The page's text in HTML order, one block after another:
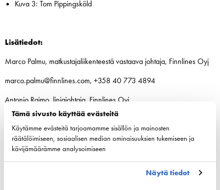
Tämä sivusto käyttää evästeitä
Käytämme evästeitä tarjoamamme sisällön ja mainosten
räätälöimiseen, sosiaalisen median ominaisuuksien tukemiseen ja
kävijämäärämme analysoimiseen
Näytä tiedot
Kuva 3: Tom Pippingsköld
Lisätiedot:
Marco Palmu, matkustajaliikenteestä vastaava johtaja, Finnlines Oyj
marco.palmu@finnlines.com, +358 40 773 4894
Antonio Raimo, linjajohtaja, Finnlines Oyj
antonio.raimo@finnlines.com, +46 707250380
Tom Pippingsköld, toimitusjohtaja, Finnlines Oyj